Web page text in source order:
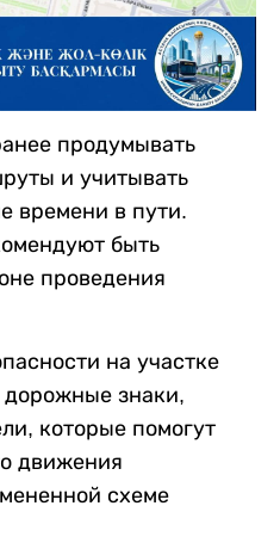
продумывать
и учитывать
времени в пути.
быть
проведения
на участке
дорожные знаки,
которые помогут
движения
схеме